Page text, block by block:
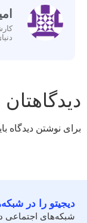
برای نوشتن دیدگاه
دیجیتو را در
شبکه‌های اجتماعی